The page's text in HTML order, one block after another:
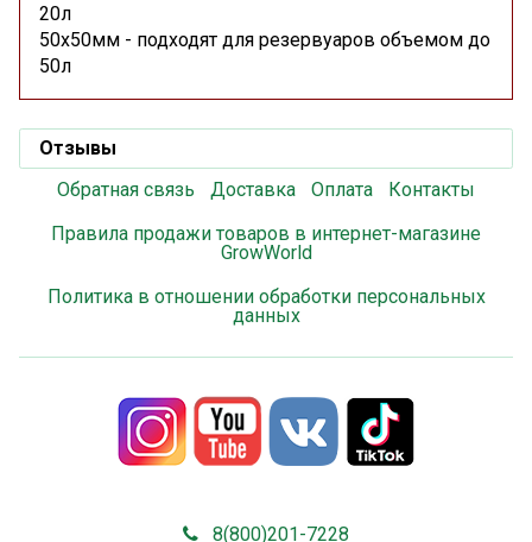
20л
50x50мм - подходят для резервуаров объемом до
50л
Отзывы
Обратная связь
Доставка Оплата
Контакты
Правила продажи товаров в интернет-магазине
GrowWorld
Политика в отношении обработки персональных
данных
8(800)201-7228